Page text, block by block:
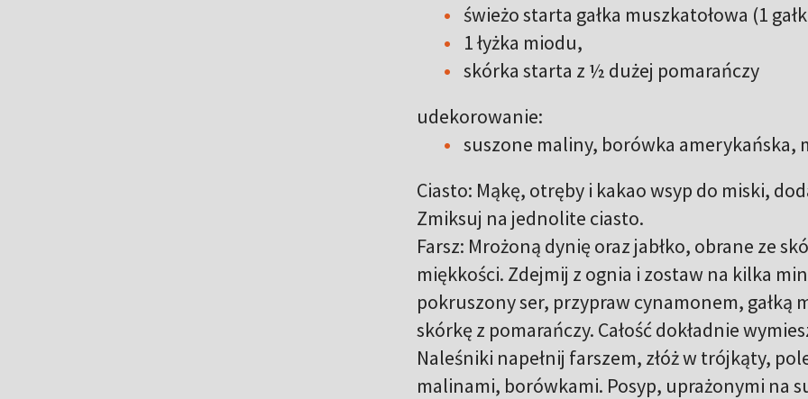
świeżo starta gałka muszkatołowa (1
1 łyżka miodu,
skórka starta z ½ dużej pomarańczy
udekorowanie:
suszone maliny, borówka amerykańska,
Ciasto: Mąkę, otręby i kakao wsyp do miski,
Zmiksuj na jednolite ciasto.
Farsz: Mrożoną dynię oraz jabłko, obrane ze
miękkości. Zdejmij z ognia i zostaw na kilka
pokruszony ser, przypraw cynamonem, gałką
skórkę z pomarańczy. Całość dokładnie
Naleśniki napełnij farszem, złóż w trójkąty,
malinami, borówkami. Posyp, uprażonymi na